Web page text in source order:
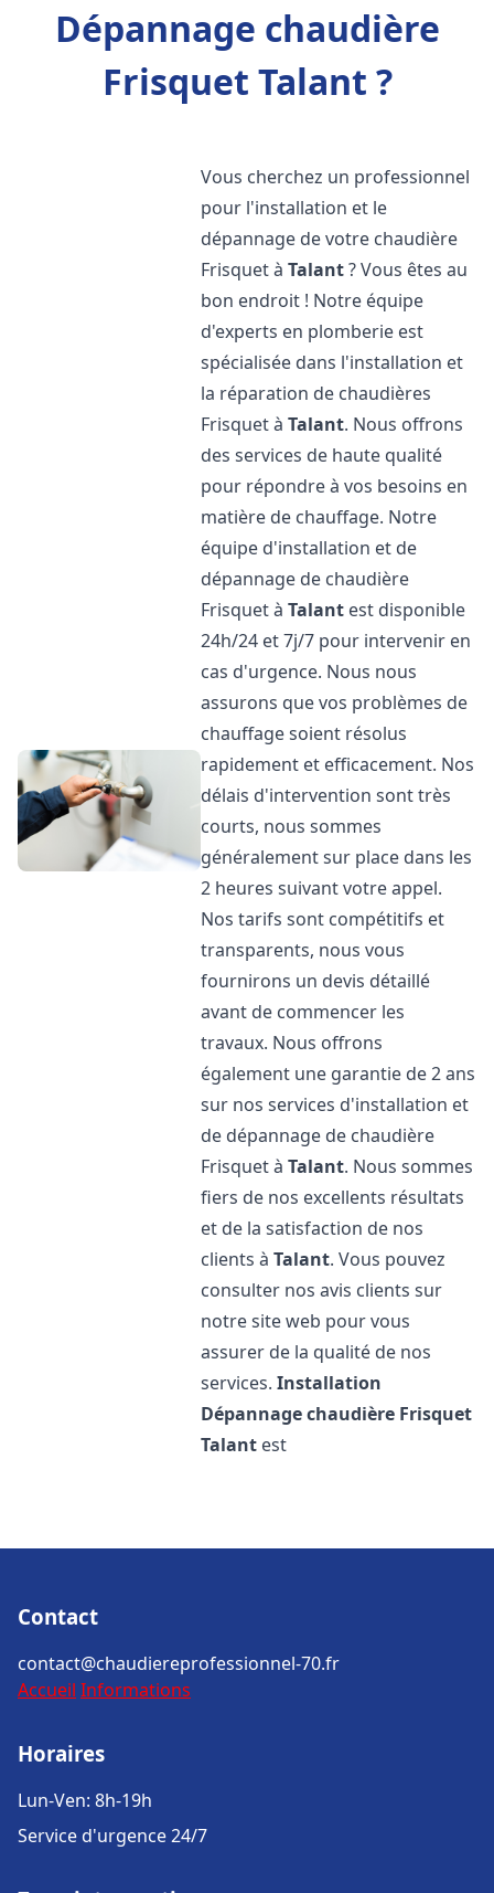
Dépannage chaudière
Frisquet Talant ?
Vous cherchez un professionnel
pour l'installation et le
dépannage de votre chaudière
Frisquet àTalant? Vous êtes au
bon endroit ! Notre équipe
d'experts en plomberie est
spécialisée dans l'installation et
la réparation de chaudières
Frisquet àTalant. Nous offrons
des services de haute qualité
pour répondre à vos besoins en
matière de chauffage. Notre
équipe d'installation et de
dépannage de chaudière
Frisquet àTalant est disponible
24h/24 et 7j/7 pour intervenir en
cas d'urgence. Nous nous
assurons que vos problèmes de
chauffage soient résolus
rapidement et efficacement. Nos
délais d'intervention sont très
courts, nous sommes
généralement sur place dans les
2 heures suivant votre appel.
Nos tarifs sont compétitifs et
transparents, nous vous
fournirons un devis détaillé
avant de commencer les
travaux. Nous offrons
également une garantie de 2 ans
sur nos services d'installation et
de dépannage de chaudière
Frisquet àTalant. Nous sommes
fiers de nos excellents résultats
et de la satisfaction de nos
clients àTalant. Vous pouvez
consulter nos avis clients sur
notre site web pour vous
assurer de la qualité de nos
services.Installation
Dépannage chaudière Frisquet
Talant est
Contact
contact@chaudiereprofessionnel-70.fr
Accueil Informations
Horaires
Lun-Ven: 8h-19h
Service d'urgence 24/7